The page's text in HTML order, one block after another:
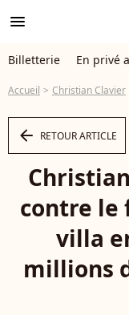
menu
Billetterie En privé
Accueil Christian Clavier
arrow_left RETOUR ARTICLE
contre le
villa
millions